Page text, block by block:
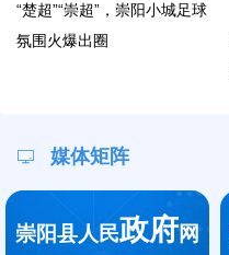
“楚超”“崇超”，崇阳小城足球
氛围火爆出圈
媒体矩阵
崇阳县人民政府网